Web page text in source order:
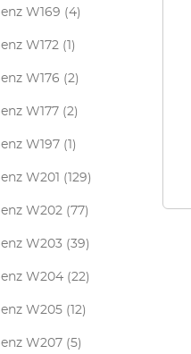
W169 (4)
W172 (1)
W176 (2)
W177 (2)
W197 (1)
W201 (129)
W202 (77)
W203 (39)
W204 (22)
W205 (12)
W207 (5)